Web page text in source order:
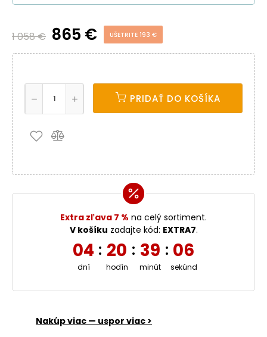
1 058 € 865 € UŠETRITE 193 €
PRIDAŤ DO KOŠÍKA
Extra zľava 7 % na celý sortiment.
V košíku zadajte kód: EXTRA7.
04
dní
: 20
hodín
: 39
minút
: 06
sekúnd
Nakúp viac — uspor viac >